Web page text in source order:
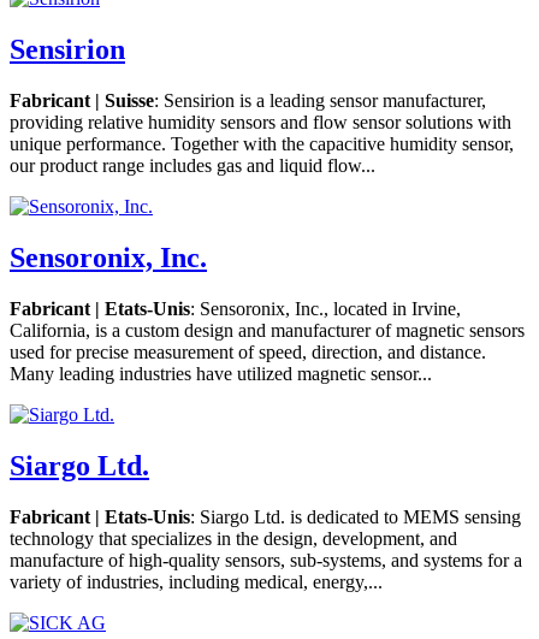
Sensirion
Fabricant | Suisse: Sensirion is a leading sensor manufacturer,
providing relative humidity sensors and flow sensor solutions with
unique performance. Together with the capacitive humidity sensor,
our product range includes gas and liquid flow...
Sensoronix, Inc.
Fabricant | Etats-Unis: Sensoronix, Inc., located in Irvine,
California, is a custom design and manufacturer of magnetic sensors
used for precise measurement of speed, direction, and distance.
Many leading industries have utilized magnetic sensor...
Siargo Ltd.
Fabricant | Etats-Unis: Siargo Ltd. is dedicated to MEMS sensing
technology that specializes in the design, development, and
manufacture of high-quality sensors, sub-systems, and systems for a
variety of industries, including medical, energy,...